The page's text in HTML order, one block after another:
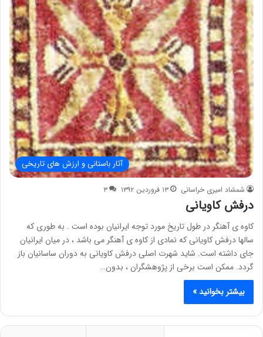
آثار باستانی و ارزش های تاریخی
شمشاد امیری خراسانی ۱۳ فروردین ۱۳۹۲ ۳
درفش کاویانی
کاوه ی آهنگر در طول تاریخ مورد توجه ایرانیان بوده است . به طوری که
سالها درفش کاویانی که نمادی از کاوه ی آهنگر می باشد ، در میان ایرانیان
جای داشته است. شاید شهرت اصلی درفش کاویانی به دوران ساسانیان باز
گردد. ممکن است برخی از پژوهشگران ، بدون…
بیشتر بخوانید »